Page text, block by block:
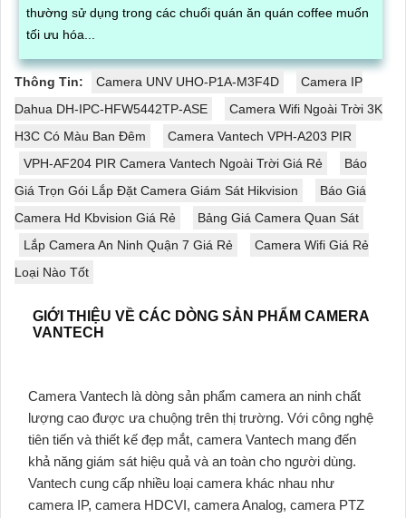
thường sử dụng trong các chuổi quán ăn quán coffee muốn
tối ưu hóa...
Thông Tin: Camera UNV UHO-P1A-M3F4D
Camera IP
Dahua DH-IPC-HFW5442TP-ASE
Camera Wifi Ngoài Trời 3K
H3C Có Màu Ban Đêm
Camera Vantech VPH-A203 PIR
VPH-AF204 PIR Camera Vantech Ngoài Trời Giá Rẻ
Báo
Giá Trọn Gói Lắp Đặt Camera Giám Sát Hikvision
Báo Giá
Camera Hd Kbvision Giá Rẻ
Bảng Giá Camera Quan Sát
Lắp Camera An Ninh Quận 7 Giá Rẻ
Camera Wifi Giá Rẻ
Loại Nào Tốt
GIỚI THIỆU VỀ CÁC DÒNG SẢN PHẨM CAMERA
VANTECH
Camera Vantech là dòng sản phẩm camera an ninh chất
lượng cao được ưa chuộng trên thị trường. Với công nghệ
tiên tiến và thiết kế đẹp mắt, camera Vantech mang đến
khả năng giám sát hiệu quả và an toàn cho người dùng.
Vantech cung cấp nhiều loại camera khác nhau như
camera IP, camera HDCVI, camera Analog, camera PTZ